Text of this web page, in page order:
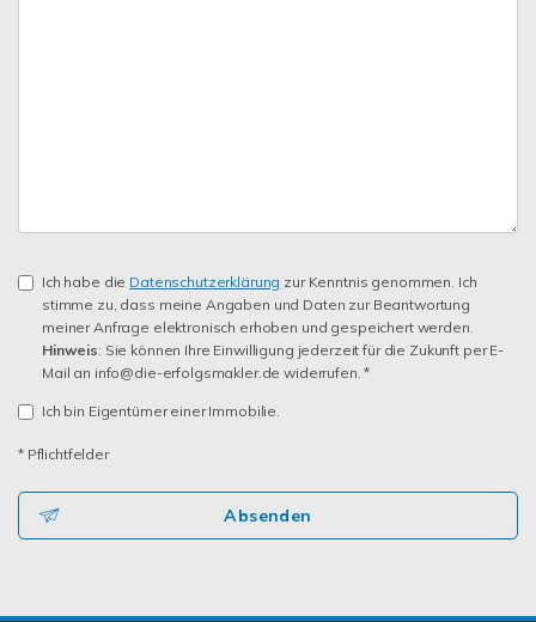
Ich habe die Datenschutzerklärung zur Kenntnis genommen. Ich
stimme zu, dass meine Angaben und Daten zur Beantwortung
meiner Anfrage elektronisch erhoben und gespeichert werden.
Hinweis: Sie können Ihre Einwilligung jederzeit für die Zukunft per E-
Mail an info@die-erfolgsmakler.de widerrufen. *
Ich bin Eigentümer einer Immobilie.
* Pflichtfelder
Absenden